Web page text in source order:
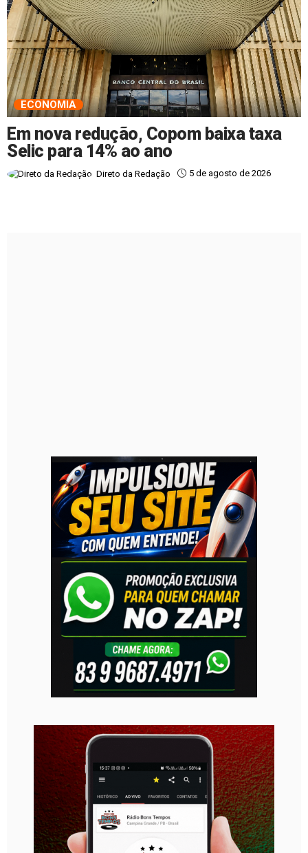
ECONOMIA
Em nova redução, Copom baixa taxa
Selic para 14% ao ano
Direto da Redação 5 de agosto de 2026